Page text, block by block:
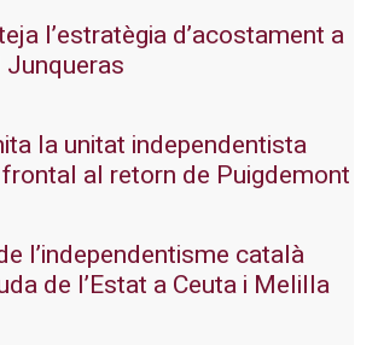
l’estratègia d’acostament a
Junqueras
la unitat independentista
al retorn de Puigdemont
l’independentisme català
de l’Estat a Ceuta i Melilla